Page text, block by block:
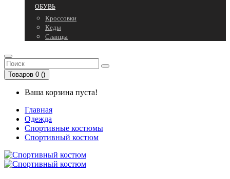
ОБУВЬ
Кроссовки
Кеды
Сланцы
Товаров 0 ()
Ваша корзина пуста!
Главная
Одежда
Спортивные костюмы
Спортивный костюм